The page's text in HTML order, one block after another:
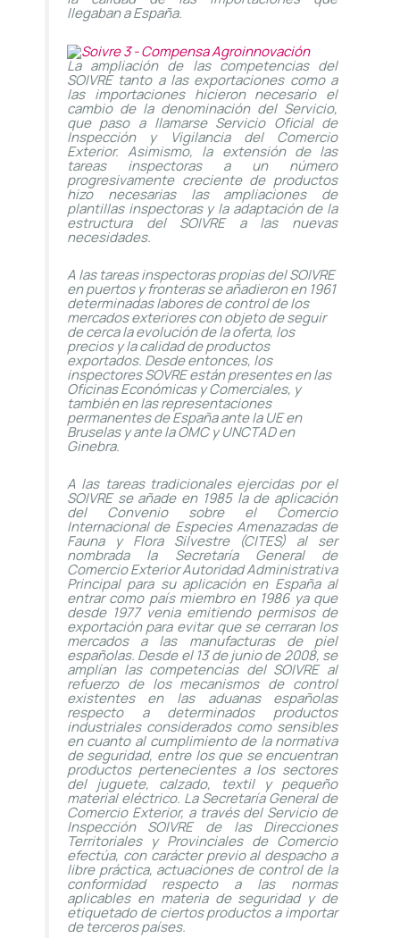
llegaban a España.
La ampliación de las competencias del
SOIVRE tanto a las exportaciones como a
las importaciones hicieron necesario el
cambio de la denominación del Servicio,
que paso a llamarse Servicio Oficial de
Inspección y Vigilancia del Comercio
Exterior. Asimismo, la extensión de las
tareas inspectoras a un número
progresivamente creciente de productos
hizo necesarias las ampliaciones de
plantillas inspectoras y la adaptación de la
estructura del SOIVRE a las nuevas
necesidades.
A las tareas inspectoras propias del SOIVRE
en puertos y fronteras se añadieron en 1961
determinadas labores de control de los
mercados exteriores con objeto de seguir
de cerca la evolución de la oferta, los
precios y la calidad de productos
exportados. Desde entonces, los
inspectores SOVRE están presentes en las
Oficinas Económicas y Comerciales, y
también en las representaciones
permanentes de España ante la UE en
Bruselas y ante la OMC y UNCTAD en
Ginebra.
A las tareas tradicionales ejercidas por el
SOIVRE se añade en 1985 la de aplicación
del Convenio sobre el Comercio
Internacional de Especies Amenazadas de
Fauna y Flora Silvestre (CITES) al ser
nombrada la Secretaría General de
Comercio Exterior Autoridad Administrativa
Principal para su aplicación en España al
entrar como país miembro en 1986 ya que
desde 1977 venia emitiendo permisos de
exportación para evitar que se cerraran los
mercados a las manufacturas de piel
españolas. Desde el 13 de junio de 2008, se
amplían las competencias del SOIVRE al
refuerzo de los mecanismos de control
existentes en las aduanas españolas
respecto a determinados productos
industriales considerados como sensibles
en cuanto al cumplimiento de la normativa
de seguridad, entre los que se encuentran
productos pertenecientes a los sectores
del juguete, calzado, textil y pequeño
material eléctrico. La Secretaría General de
Comercio Exterior, a través del Servicio de
Inspección SOIVRE de las Direcciones
Territoriales y Provinciales de Comercio
efectúa, con carácter previo al despacho a
libre práctica, actuaciones de control de la
conformidad respecto a las normas
aplicables en materia de seguridad y de
etiquetado de ciertos productos a importar
de terceros países.